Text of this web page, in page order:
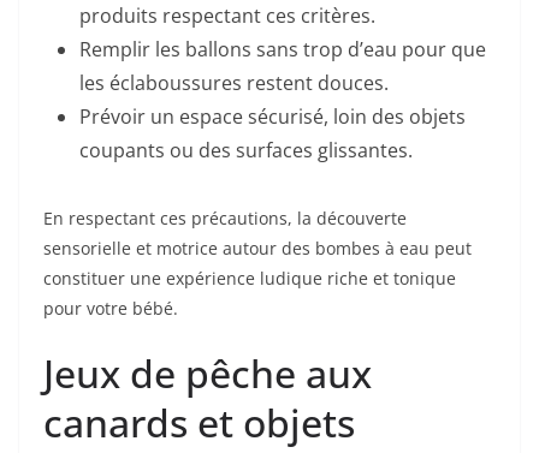
produits respectant ces critères.
Remplir les ballons sans trop d’eau pour que
les éclaboussures restent douces.
Prévoir un espace sécurisé, loin des objets
coupants ou des surfaces glissantes.
En respectant ces précautions, la découverte
sensorielle et motrice autour des bombes à eau peut
constituer une expérience ludique riche et tonique
pour votre bébé.
Jeux de pêche aux
canards et objets